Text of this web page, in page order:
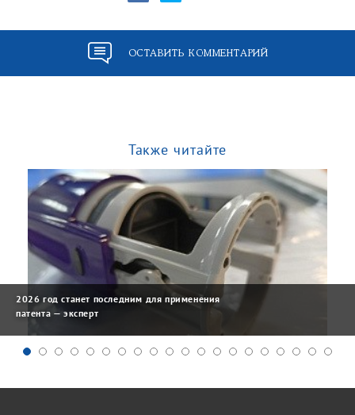
ОСТАВИТЬ КОММЕНТАРИЙ
Также читайте
2026 год станет последним для применения
патента — эксперт